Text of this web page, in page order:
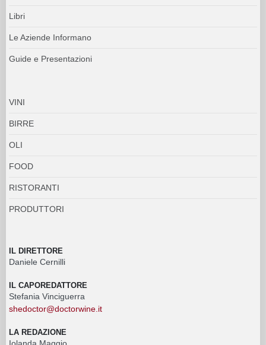
Libri
Le Aziende Informano
Guide e Presentazioni
VINI
BIRRE
OLI
FOOD
RISTORANTI
PRODUTTORI
IL DIRETTORE
Daniele Cernilli
IL CAPOREDATTORE
Stefania Vinciguerra
shedoctor@doctorwine.it
LA REDAZIONE
Iolanda Maggio